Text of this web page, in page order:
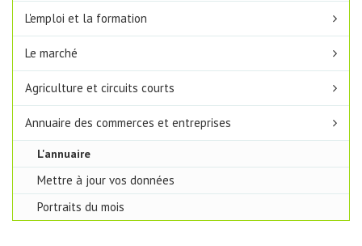
L'emploi et la formation
Le marché
Agriculture et circuits courts
Annuaire des commerces et entreprises
L'annuaire
Mettre à jour vos données
Portraits du mois